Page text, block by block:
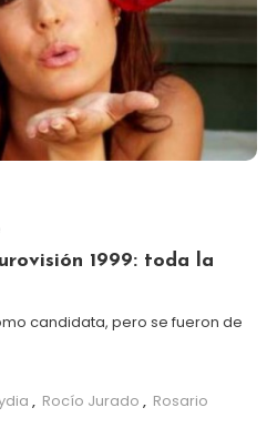
1999: toda la
candidata, pero se fueron de
, Rocío Jurado , Rosario